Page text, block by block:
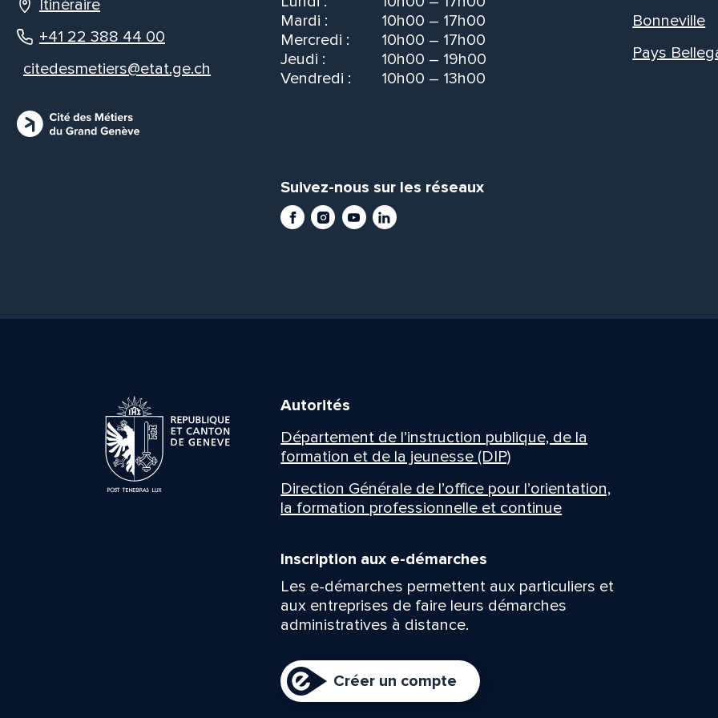
Itinéraire
+41 22 388 44 00
citedesmetiers@etat.ge.ch
Mardi :
10h00 – 17h00
Mercredi :
10h00 – 17h00
Jeudi :
10h00 – 19h00
Vendredi :
10h00 – 13h00
Suivez-nous sur les réseaux
Facebook
Instagram
YoutubeLinkedIn
Bonneville
Pays
Autorités
Département de l’instruction publique, de la
formation et de la jeunesse (DIP)
Direction Générale de l’office pour l’orientation,
la formation professionnelle et continue
Inscription aux e-démarches
Les e-démarches permettent aux particuliers et
aux entreprises de faire leurs démarches
administratives à distance.
Créer un compte